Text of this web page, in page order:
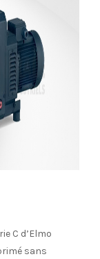
C d’Elmo
sans